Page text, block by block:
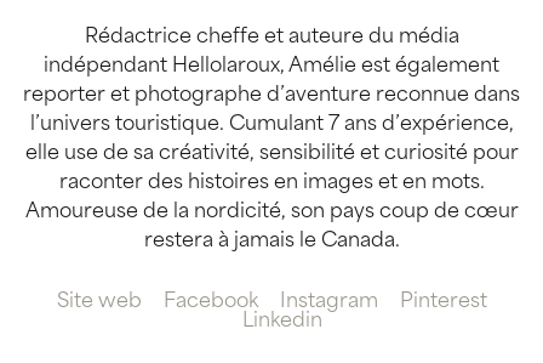
Rédactrice cheffe et auteure du média
indépendant Hellolaroux, Amélie est également
reporter et photographe d’aventure reconnue dans
l’univers touristique. Cumulant 7 ans d’expérience,
elle use de sa créativité, sensibilité et curiosité pour
raconter des histoires en images et en mots.
Amoureuse de la nordicité, son pays coup de cœur
restera à jamais le Canada.
Site web Facebook Instagram
Pinterest
Linkedin